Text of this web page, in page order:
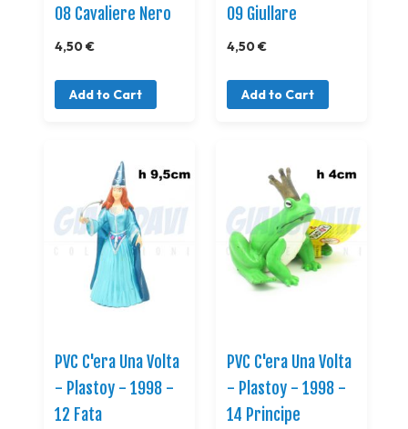
08 Cavaliere Nero
4,50 €
Add to Cart
09 Giullare
4,50 €
Add to Cart
PVC C'era Una Volta
- Plastoy - 1998 -
12 Fata
PVC C'era Una Volta
- Plastoy - 1998 -
14 Principe